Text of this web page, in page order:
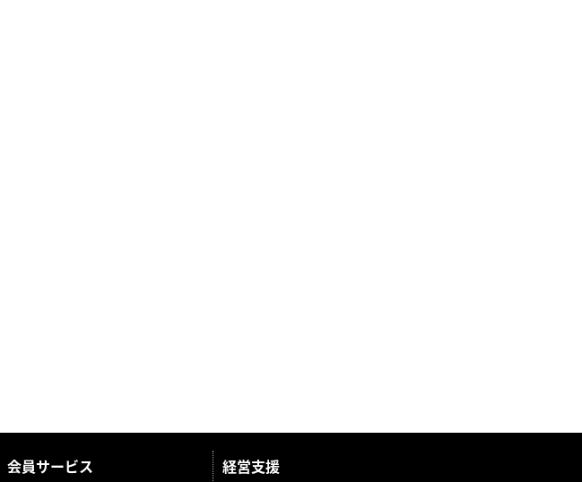
会員サービス 経営支援